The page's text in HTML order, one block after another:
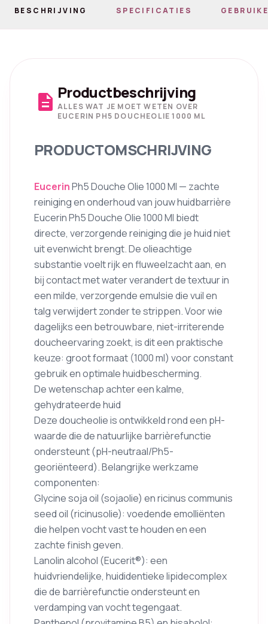
BESCHRIJVING SPECIFICATIES
description Productbeschrijving
ALLES WAT JE MOET WETEN OVER
EUCERIN PH5 DOUCHEOLIE 1000 ML
PRODUCTOMSCHRIJVING
EucerinPh5 Douche Olie 1000 Ml — zachte
reiniging en onderhoud van jouw huidbarrière
Eucerin Ph5 Douche Olie 1000 Ml biedt
directe, verzorgende reiniging die je huid niet
uit evenwicht brengt. De olieachtige
substantie voelt rijk en fluweelzacht aan, en
bij contact met water verandert de textuur in
een milde, verzorgende emulsie die vuil en
talg verwijdert zonder te strippen. Voor wie
dagelijks een betrouwbare, niet-irriterende
doucheervaring zoekt, is dit een praktische
keuze: groot formaat (1000 ml) voor constant
gebruik en optimale huidbescherming.
De wetenschap achter een kalme,
gehydrateerde huid
Deze doucheolie is ontwikkeld rond een pH-
waarde die de natuurlijke barrièrefunctie
ondersteunt (pH-neutraal/Ph5-
georiënteerd). Belangrijke werkzame
componenten:
Glycine soja oil (sojaolie) en ricinus communis
seed oil (ricinusolie): voedende emolliënten
die helpen vocht vast te houden en een
zachte finish geven.
Lanolin alcohol (Eucerit®): een
huidvriendelijke, huididentieke lipidecomplex
die de barrièrefunctie ondersteunt en
verdamping van vocht tegengaat.